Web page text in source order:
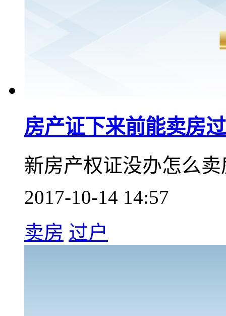
房产证下来前能卖房
新房产权证没办怎么
2017-10-14 14:57
卖房 过户